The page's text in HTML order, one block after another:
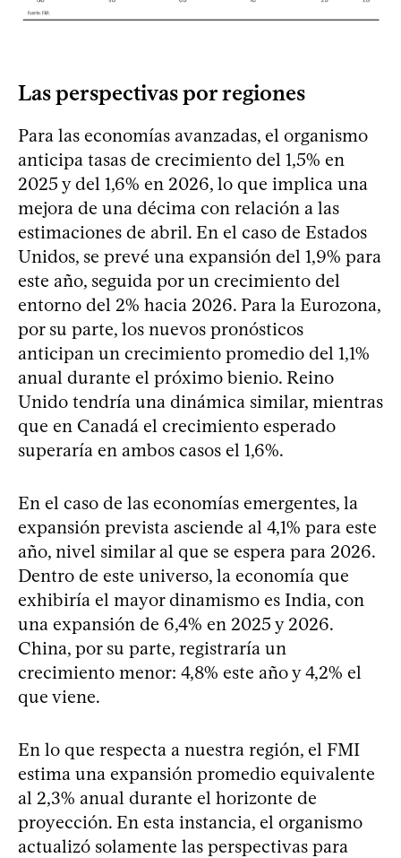
Las perspectivas por regiones
Para las economías avanzadas, el organismo
anticipa tasas de crecimiento del 1,5% en
2025 y del 1,6% en 2026, lo que implica una
mejora de una décima con relación a las
estimaciones de abril. En el caso de Estados
Unidos, se prevé una expansión del 1,9% para
este año, seguida por un crecimiento del
entorno del 2% hacia 2026. Para la Eurozona,
por su parte, los nuevos pronósticos
anticipan un crecimiento promedio del 1,1%
anual durante el próximo bienio. Reino
Unido tendría una dinámica similar, mientras
que en Canadá el crecimiento esperado
superaría en ambos casos el 1,6%.
En el caso de las economías emergentes, la
expansión prevista asciende al 4,1% para este
año, nivel similar al que se espera para 2026.
Dentro de este universo, la economía que
exhibiría el mayor dinamismo es India, con
una expansión de 6,4% en 2025 y 2026.
China, por su parte, registraría un
crecimiento menor: 4,8% este año y 4,2% el
que viene.
En lo que respecta a nuestra región, el FMI
estima una expansión promedio equivalente
al 2,3% anual durante el horizonte de
proyección. En esta instancia, el organismo
actualizó solamente las perspectivas para